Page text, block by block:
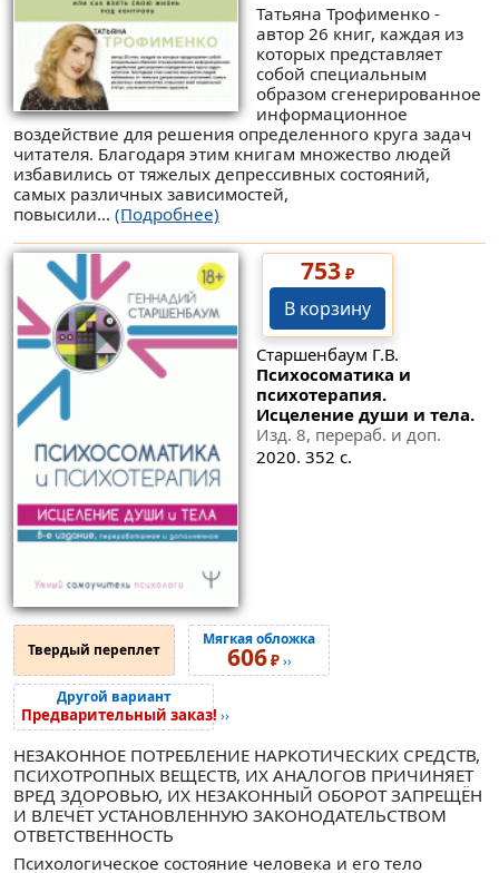
Татьяна Трофименко -
автор 26 книг, каждая из
которых представляет
собой специальным
образом сгенерированное
информационное
воздействие для решения определенного круга задач
читателя. Благодаря этим книгам множество людей
избавились от тяжелых депрессивных состояний,
самых различных зависимостей,
повысили... (Подробнее)
753₽
В корзину
Старшенбаум Г.В.
Психосоматика и
психотерапия.
Исцеление души и тела.
Изд. 8, перераб. и доп.
2020. 352 с.
Твердый переплет
Мягкая обложка
606₽››
Другой вариант
Предварительный заказ! ››
НЕЗАКОННОЕ ПОТРЕБЛЕНИЕ НАРКОТИЧЕСКИХ СРЕДСТВ,
ПСИХОТРОПНЫХ ВЕЩЕСТВ, ИХ АНАЛОГОВ ПРИЧИНЯЕТ
ВРЕД ЗДОРОВЬЮ, ИХ НЕЗАКОННЫЙ ОБОРОТ ЗАПРЕЩЁН
И ВЛЕЧЁТ УСТАНОВЛЕННУЮ ЗАКОНОДАТЕЛЬСТВОМ
ОТВЕТСТВЕННОСТЬ
Психологическое состояние человека и его тело